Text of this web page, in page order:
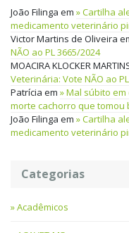
João Filinga em
Cartilha
medicamento veterinário
Victor Martins de Oliveira
NÃO ao PL 3665/2024
MOACIRA KLOCKER
Veterinária: Vote NÃO ao
Patrícia em
Mal súbito
morte cachorro que tomou
João Filinga em
Cartilha
medicamento veterinário
Categorias
Acadêmicos